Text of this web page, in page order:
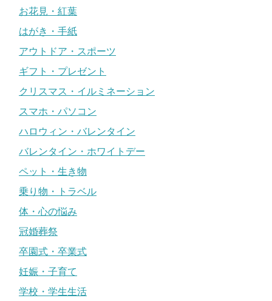
お花見・紅葉
はがき・手紙
アウトドア・スポーツ
ギフト・プレゼント
クリスマス・イルミネーション
スマホ・パソコン
ハロウィン・バレンタイン
バレンタイン・ホワイトデー
ペット・生き物
乗り物・トラベル
体・心の悩み
冠婚葬祭
卒園式・卒業式
妊娠・子育て
学校・学生生活